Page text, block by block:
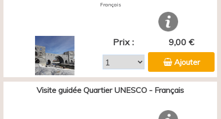
Français
Prix : 9,00 €
Ajouter
Visite guidée Quartier UNESCO - Français